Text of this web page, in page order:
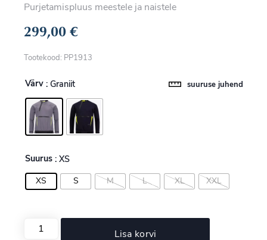
Purjetamispluus meestele ja naistele
299,00€
Tootekood: PP1913
Värv : Graniit
Suurus : XS
XS S M L XL XXL
suuruse juhend
Lisa korvi